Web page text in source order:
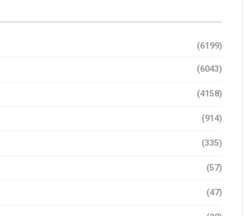
(6199)
(6043)
(4158)
(914)
(335)
(57)
(47)